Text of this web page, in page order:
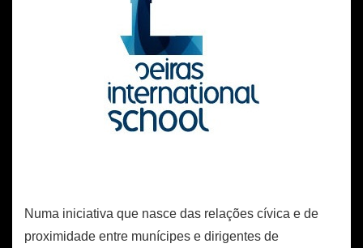
Numa iniciativa que nasce das relações cívica e de
proximidade entre munícipes e dirigentes de